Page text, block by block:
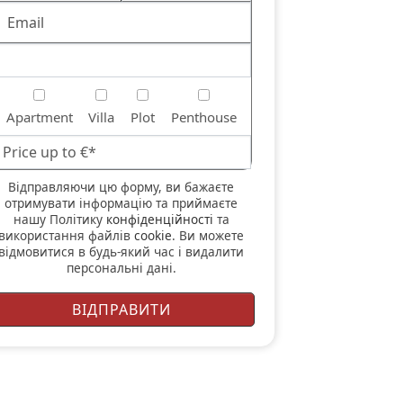
Apartment Villa Plot Penthouse
Відправляючи цю форму, ви бажаєте
отримувати інформацію та приймаєте
нашу Політику конфіденційності та
використання файлівcookie. Ви можете
відмовитися в будь-який час і видалити
персональні дані.